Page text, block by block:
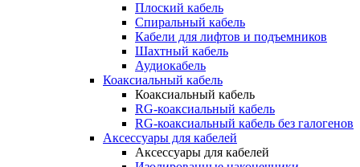
Плоский кабель
Спиральный кабель
Кабели для лифтов и подъемников
Шахтный кабель
Аудиокабель
Коаксиальный кабель
Коаксиальный кабель
RG-коаксиальный кабель
RG-коаксиальный кабель без галогенов
Аксессуары для кабелей
Аксессуары для кабелей